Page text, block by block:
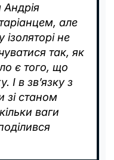
Андрія
але
не
так, як
є того, що
І в зв’язку з
зі станом
ваги